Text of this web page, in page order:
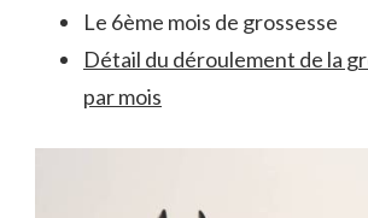
Le 6ème mois de grossesse
Détail du déroulement de la
par mois